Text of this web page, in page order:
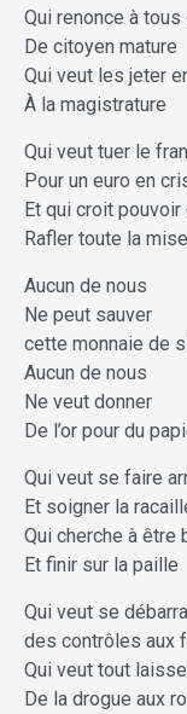
Qui renonce à
De citoyen mature
Qui veut les jeter
À la magistrature
Qui veut tuer le
Pour un euro en
Et qui croit pouvoir
Rafler toute la mise
Aucun de nous
Ne peut sauver
cette monnaie de
Aucun de nous
Ne veut donner
De l’or pour du
Qui veut se faire
Et soigner la
Qui cherche à être
Et finir sur la paille
Qui veut se
des contrôles aux
Qui veut tout
De la drogue aux